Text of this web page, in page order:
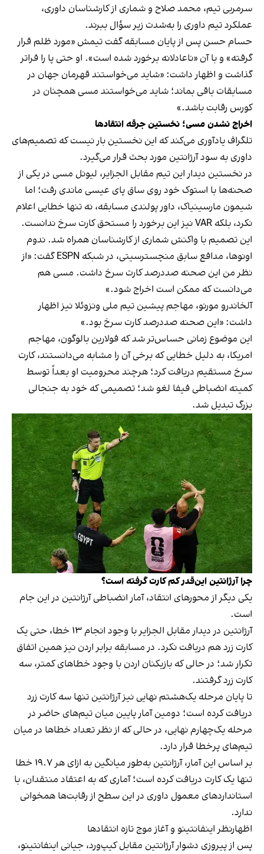
سرمربی تیم، محمد صلاح و شماری از کارشناسان داوری،
عملکرد تیم داوری را به‌شدت زیر سؤال ببرند.
حسام حسن پس از پایان مسابقه گفت تیمش «مورد ظلم قرار
گرفته» و با آن «ناعادلانه برخورد شده است». او حتی پا را فراتر
گذاشت و اظهار داشت: «شاید می‌خواستند قهرمان جهان در
مسابقات باقی بماند؛ شاید می‌خواستند مسی همچنان در
کورس رقابت باشد.»
اخراج نشدن مسی؛ نخستین جرقه انتقادها
تلگراف یادآوری می‌کند که این نخستین بار نیست که تصمیم‌های
داوری به سود آرژانتین مورد بحث قرار می‌گیرد.
در نخستین دیدار این تیم مقابل الجزایر، لیونل مسی در یکی از
صحنه‌ها با استوک خود روی ساق پای عیسی ماندی رفت؛ اما
شیمون مارسینیاک، داور پولندی مسابقه، نه تنها خطایی اعلام
نکرد، بلکه VAR نیز این برخورد را مستحق کارت سرخ ندانست.
این تصمیم با واکنش شماری از کارشناسان همراه شد. ندوم
اونوها، مدافع سابق منچسترسیتی، در شبکه ESPN گفت: «از
نظر من این صحنه صددرصد کارت سرخ داشت. مسی هم
می‌دانست که ممکن است اخراج شود.»
آلخاندرو مورنو، مهاجم پیشین تیم ملی ونزوئلا نیز اظهار
داشت: «این صحنه صددرصد کارت سرخ بود.»
این موضوع زمانی حساس‌تر شد که فولارین بالوگون، مهاجم
امریکا، به دلیل خطایی که برخی آن را مشابه می‌دانستند، کارت
سرخ مستقیم دریافت کرد؛ هرچند محرومیت او بعداً توسط
کمیته انضباطی فیفا لغو شد؛ تصمیمی که خود به جنجالی
بزرگ تبدیل شد.
چرا آرژانتین این‌قدر کم کارت گرفته است؟
یکی دیگر از محورهای انتقاد، آمار انضباطی آرژانتین در این جام
است.
آرژانتین در دیدار مقابل الجزایر با وجود انجام ۱۳ خطا، حتی یک
کارت زرد هم دریافت نکرد. در مسابقه برابر اردن نیز همین اتفاق
تکرار شد؛ در حالی که بازیکنان اردن با وجود خطاهای کمتر، سه
کارت زرد گرفتند.
تا پایان مرحله یک‌هشتم نهایی نیز آرژانتین تنها سه کارت زرد
دریافت کرده است؛ دومین آمار پایین میان تیم‌های حاضر در
مرحله یک‌چهارم نهایی، در حالی که از نظر تعداد خطاها در میان
تیم‌های پرخطا قرار دارد.
بر اساس این آمار، آرژانتین به‌طور میانگین به ازای هر ۱۹.۷ خطا
تنها یک کارت دریافت کرده است؛ آماری که به اعتقاد منتقدان، با
استانداردهای معمول داوری در این سطح از رقابت‌ها همخوانی
ندارد.
اظهارنظر اینفانتینو و آغاز موج تازه انتقادها
پس از پیروزی دشوار آرژانتین مقابل کیپ‌ورد، جیانی اینفانتینو،